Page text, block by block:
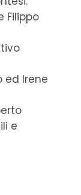
Filippo
ed Irene
e